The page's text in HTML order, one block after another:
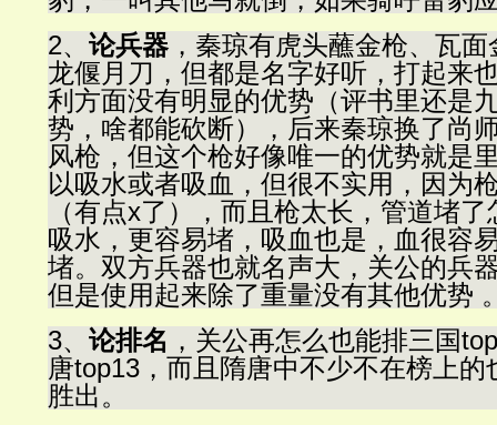
2、 论兵器 ，秦琼有虎头蘸金枪、瓦
龙偃月刀，但都是名字好听，打起来
利方面没有明显的优势（评书里还是
势，啥都能砍断），后来秦琼换了尚
风枪，但这个枪好像唯一的优势就是
以吸水或者吸血，但很不实用，因为
（有点x了），而且枪太长，管道堵
吸水，更容易堵，吸血也是，血很容
堵。双方兵器也就名声大，关公的兵
但是使用起来除了重量没有其他优势
3、 论排名 ，关公再怎么也能排三国
唐top13，而且隋唐中不少不在榜上
胜出。